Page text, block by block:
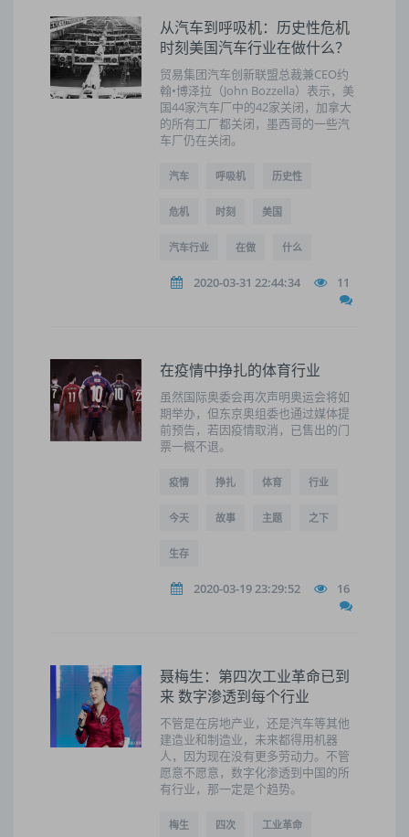
从汽车到呼吸机：历史性危机
时刻美国汽车行业在做什么？
贸易集团汽车创新联盟总裁兼CEO约
翰•博泽拉（John Bozzella）表示，美
国44家汽车厂中的42家关闭，加拿大
的所有工厂都关闭，墨西哥的一些汽
车厂仍在关闭。
汽车 呼吸机 历史性
危机 时刻 美国
汽车行业 在做 什么
2020-03-31 22:44:34 11
在疫情中挣扎的体育行业
虽然国际奥委会再次声明奥运会将如
期举办，但东京奥组委也通过媒体提
前预告，若因疫情取消，已售出的门
票一概不退。
疫情 挣扎 体育 行业
今天 故事 主题 之下
生存
2020-03-19 23:29:52 16
聂梅生：第四次工业革命已到
来 数字渗透到每个行业
不管是在房地产业，还是汽车等其他
建造业和制造业，未来都得用机器
人，因为现在没有更多劳动力。不管
愿意不愿意，数字化渗透到中国的所
有行业，那一定是个趋势。
梅生 四次 工业革命